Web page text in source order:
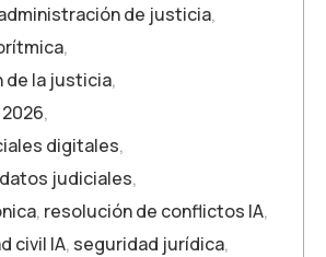
de justicia,
,
de la justicia,
,
digitales,
judiciales,
, resolución de conflictos IA,
civil IA, seguridad jurídica,